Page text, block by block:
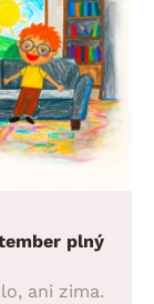
plný
ani zima.